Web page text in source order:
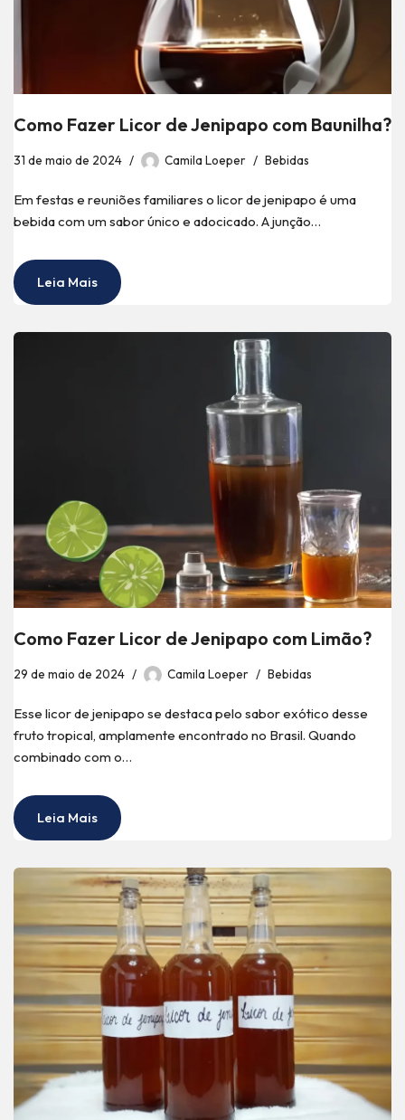
Como Fazer Licor de Jenipapo com Baunilha?
31 de maio de 2024 Camila Loeper Bebidas
Em festas e reuniões familiares o licor de jenipapo é uma
bebida com um sabor único e adocicado. A junção…
Leia Mais
Como Fazer Licor de Jenipapo com Limão?
29 de maio de 2024 Camila Loeper Bebidas
Esse licor de jenipapo se destaca pelo sabor exótico desse
fruto tropical, amplamente encontrado no Brasil. Quando
combinado com o…
Leia Mais